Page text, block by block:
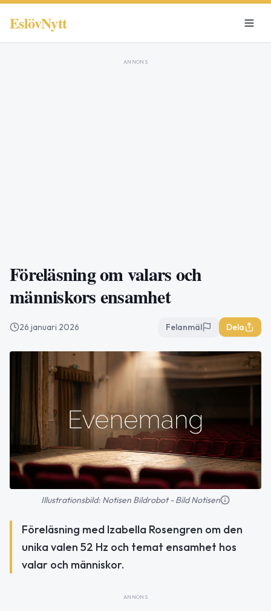
EslövNytt
ANNONS
Föreläsning om valars och
människors ensamhet
26 januari 2026 Felanmäl Dela
Illustrationsbild: Notisen Bildrobot - Bild Notisen
Föreläsning med Izabella Rosengren om den
unika valen 52 Hz och temat ensamhet hos
valar och människor.
ANNONS